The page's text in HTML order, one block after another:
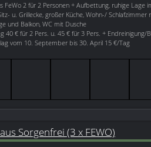
FeWo 2 für 2 Personen + Aufbettung, ruhige Lage
u. Grillecke, großer Küche, Wohn-/ Schlafzimmer
und Balkon, WC mit Dusche
40 € für 2 Pers. u. 45 € für 3 Pers. + Endreinigung/
vom 10. September bis 30. April 15 €/Tag
Sorgenfrei (3 x FEWO)